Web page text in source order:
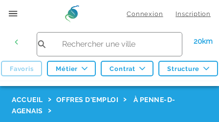
Connexion Inscription
20km
Favoris Métier Contrat Structure
ACCUEIL OFFRES D'EMPLOI
À PENNE-D-
AGENAIS